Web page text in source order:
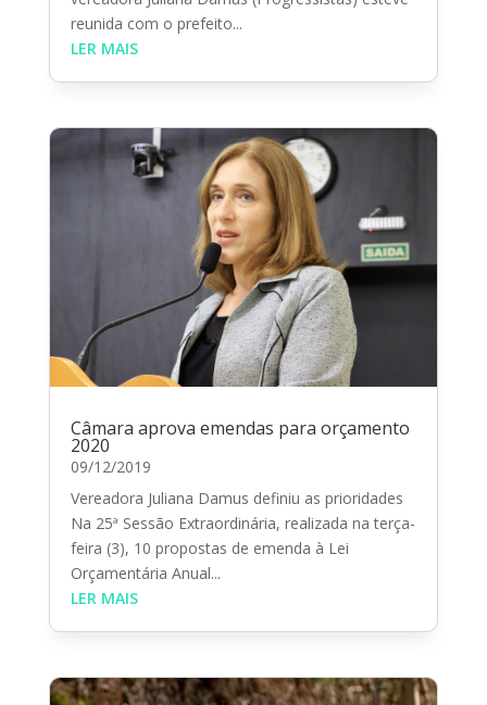
reunida com o prefeito...
LER MAIS
Câmara aprova emendas para orçamento
2020
09/12/2019
Vereadora Juliana Damus definiu as prioridades
Na 25ª Sessão Extraordinária, realizada na terça-
feira (3), 10 propostas de emenda à Lei
Orçamentária Anual...
LER MAIS